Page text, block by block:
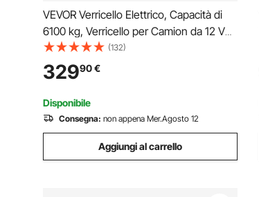
VEVOR Verricello Elettrico, Capacità di
6100 kg, Verricello per Camion da 12 V
CC con Corda Sintetica Φ9,5 mm x 28
m, Telecomando Wireless e Cablato,
IP68 per il Traino di SUV, Jeep, Rimorchi
(132)
32990€
Disponibile
Consegna: non appena Mer.Agosto 12
Aggiungi al carrello